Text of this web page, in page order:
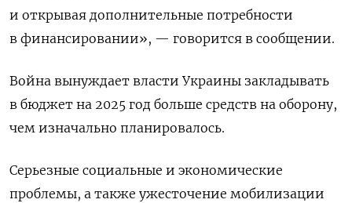
и открывая дополнительные потребности
в финансировании», — говорится в сообщении.
Война вынуждает власти Украины закладывать
в бюджет на 2025 год больше средств на оборону,
чем изначально планировалось.
Серьезные социальные и экономические
проблемы, а также ужесточение мобилизации